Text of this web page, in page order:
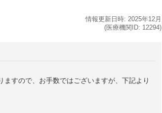
情報更新日時: 2025年12月
(医療機関ID: 12294)
すので、お手数ではございますが、下記より